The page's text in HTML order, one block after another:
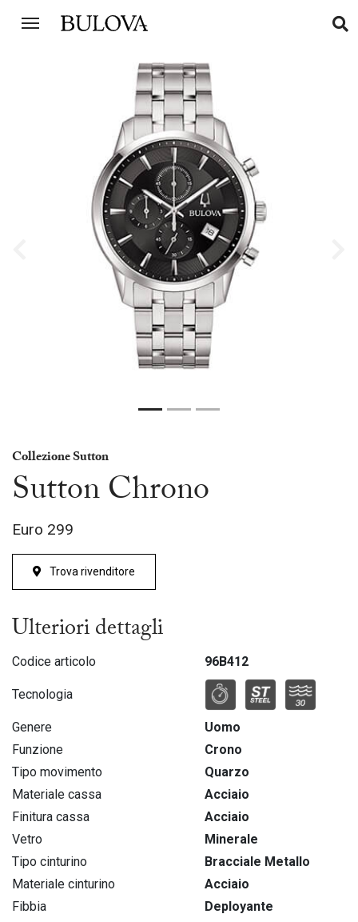
Collezione Sutton
Sutton Chrono
Euro 299
Trova rivenditore
Ulteriori dettagli
Codice articolo 96B412
Tecnologia
Genere
Uomo
Funzione
Crono
Tipo movimento
Quarzo
Materiale cassa
Acciaio
Finitura cassa
Acciaio
Vetro
Minerale
Tipo cinturino
Bracciale Metallo
Materiale cinturino
Acciaio
Fibbia
Deployante